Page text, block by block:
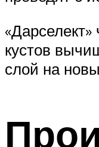
кустов
слой на